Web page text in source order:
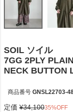
SOIL ソイル
7GG 2PLY
NECK BUTTON
商品番号 GNSL22703-
定価 ¥34,10035%OFF